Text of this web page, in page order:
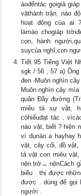
áođếntác gọigiả
vậthành trận, nào
hoạt động của ai
làmáo chogiáp
con, hành
suycủa nghĩ,con
Tiết 95 Tiếng Việt
sgk / 56 , 57 a)
đen -Muôn nghìn
Muôn nghìn cây
quân Đầy đường
miêu tả sự vật,
cóhiểuđạt tác ,
nào vật, biết ? hiện
ví dụnào a hayhay
vật, cây cối, đồ
tả vật con miêu
nên trở→ nênCách
biểu . thị được
được . dùng để gọi
người .